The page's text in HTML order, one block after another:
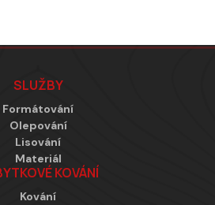
SLUŽBY
Formátování
Olepování
Lisování
Materiál
KOVÁNÍ
Kování